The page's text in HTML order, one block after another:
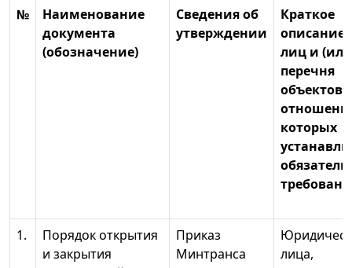
№
Наименование
документа
(обозначение)
Сведения об
утверждении
Краткое
описание
лиц и
перечня
объектов,
которых
1.
Порядок открытия
и закрытия
Приказ
Минтранса
лица,